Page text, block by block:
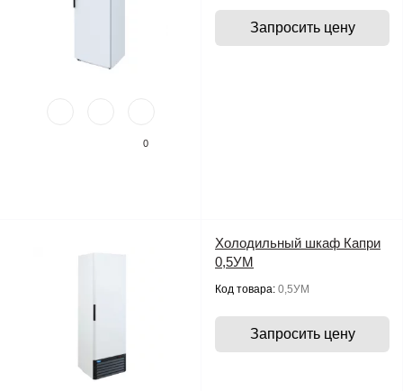
0
Запросить цену
Холодильный шкаф Капри
0,5УМ
Код товара: 0,5УМ
Запросить цену